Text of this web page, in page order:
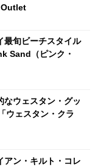
最旬ビーチスタイル
Sand（ピンク・
なウェスタン・グッ
ウェスタン・クラ
アン・キルト・コレ